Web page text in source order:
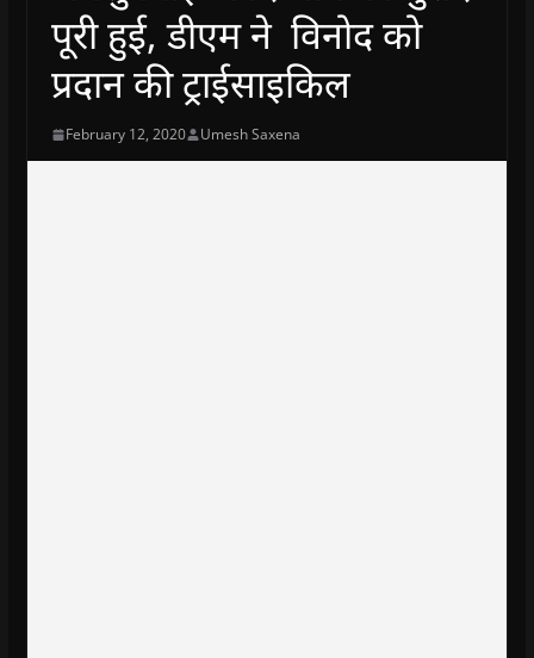
पूरी हुई, डीएम ने विनोद को
प्रदान की ट्राईसाइकिल
February 12, 2020 Umesh Saxena